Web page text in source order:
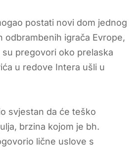
postati novi dom jednog
odbrambenih igrača Evrope,
pregovori oko prelaska
u redove Intera ušli u
svjestan da će teško
brzina kojom je bh.
lične uslove s